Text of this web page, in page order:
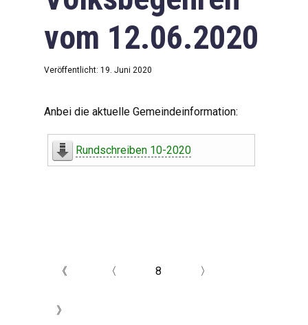
vom 12.06.2020
Veröffentlicht: 19. Juni 2020
Anbei die aktuelle Gemeindeinformation:
Rundschreiben 10-2020
《 〈 8 〉
》